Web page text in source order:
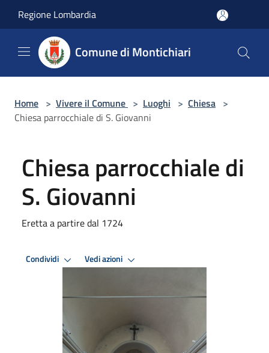
Regione Lombardia
Comune di Montichiari
Home > Vivere il Comune > Luoghi > Chiesa >
Chiesa parrocchiale di S. Giovanni
Chiesa parrocchiale di
S. Giovanni
Eretta a partire dal 1724
Condividi Vedi azioni